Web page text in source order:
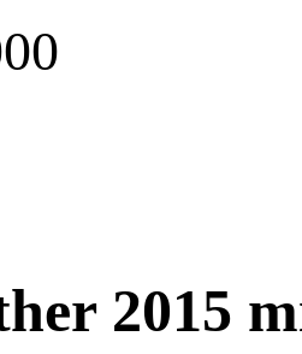
2015